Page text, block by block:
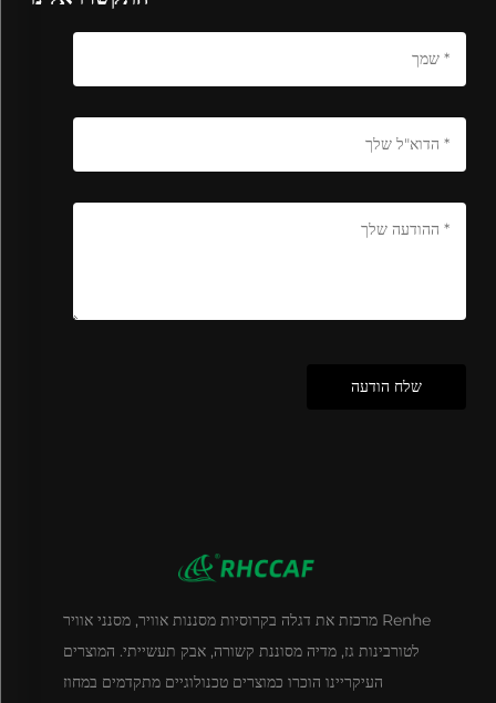
שלח הודעה
Renhe מרכזת את דגלה בקרוסיות מסננות אוויר, מסנני אוויר
לטורבינות גז, מדיה מסוננת קשורה, אבק תעשייתי. המוצרים
העיקריינו הוכרו כמוצרים טכנולוגיים מתקדמים במחוז